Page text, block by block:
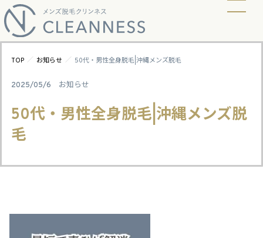
TOP ／ お知らせ ／ 50代・男性全身脱毛|沖縄メンズ脱毛
2025/05/6 お知らせ
50代・男性全身脱毛|沖縄メンズ脱
毛